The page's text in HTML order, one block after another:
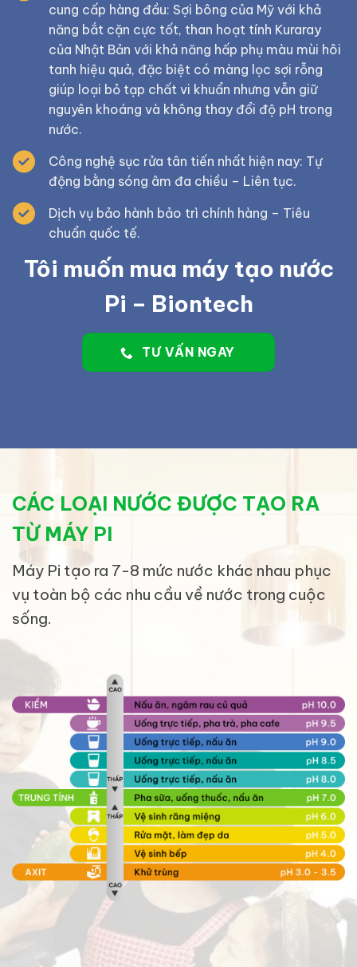
cung cấp hàng đầu: Sợi bông của Mỹ với khả
năng bắt cặn cực tốt, than hoạt tính Kuraray
của Nhật Bản với khả năng hấp phụ màu mùi hôi
tanh hiệu quả, đặc biệt có màng lọc sợi rỗng
giúp loại bỏ tạp chất vi khuẩn nhưng vẫn giữ
nguyên khoáng và không thay đổi độ pH trong
nước.
Công nghệ sục rửa tân tiến nhất hiện nay: Tự
động bằng sóng âm đa chiều – Liên tục.
Dịch vụ bảo hành bảo trì chính hàng – Tiêu
chuẩn quốc tế.
Tôi muốn mua máy tạo nước
Pi – Biontech
TƯ VẤN NGAY
CÁC LOẠI NƯỚC ĐƯỢC TẠO RA
TỪ MÁY PI
Máy Pi tạo ra 7-8 mức nước khác nhau phục
vụ toàn bộ các nhu cầu về nước trong cuộc
sống.